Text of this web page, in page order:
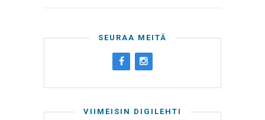
SEURAA MEITÄ
VIIMEISIN DIGILEHTI